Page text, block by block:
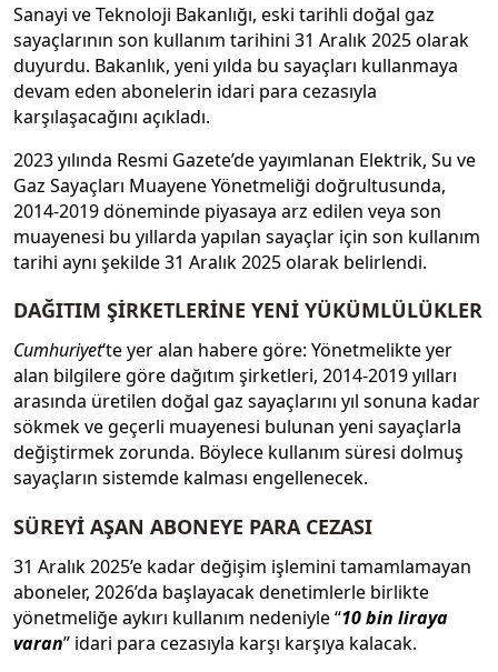
Sanayi ve Teknoloji Bakanlığı, eski tarihli doğal gaz
sayaçlarının son kullanım tarihini 31 Aralık 2025 olarak
duyurdu. Bakanlık, yeni yılda bu sayaçları kullanmaya
devam eden abonelerin idari para cezasıyla
karşılaşacağını açıkladı.
2023 yılında Resmi Gazete’de yayımlanan Elektrik, Su ve
Gaz Sayaçları Muayene Yönetmeliği doğrultusunda,
2014-2019 döneminde piyasaya arz edilen veya son
muayenesi bu yıllarda yapılan sayaçlar için son kullanım
tarihi aynı şekilde 31 Aralık 2025 olarak belirlendi.
DAĞITIM ŞİRKETLERİNE YENİ YÜKÜMLÜLÜKLER
Cumhuriyet‘te yer alan habere göre: Yönetmelikte yer
alan bilgilere göre dağıtım şirketleri, 2014-2019 yılları
arasında üretilen doğal gaz sayaçlarını yıl sonuna kadar
sökmek ve geçerli muayenesi bulunan yeni sayaçlarla
değiştirmek zorunda. Böylece kullanım süresi dolmuş
sayaçların sistemde kalması engellenecek.
SÜREYİ AŞAN ABONEYE PARA CEZASI
31 Aralık 2025’e kadar değişim işlemini tamamlamayan
aboneler, 2026’da başlayacak denetimlerle birlikte
yönetmeliğe aykırı kullanım nedeniyle “10 bin liraya
varan” idari para cezasıyla karşı karşıya kalacak.